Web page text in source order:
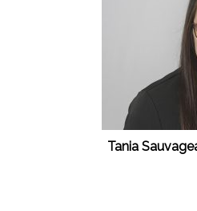
Tania